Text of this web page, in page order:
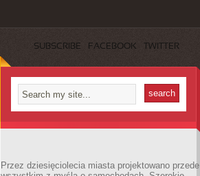
SUBSCRIBE FACEBOOK TWITTER
Przez dziesięciolecia miasta projektowano przede